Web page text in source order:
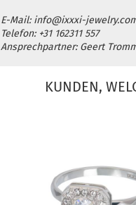
E-Mail: info@ixxxi-
Telefon: +31 162311 557
Ansprechpartner: Geert
KUNDEN,